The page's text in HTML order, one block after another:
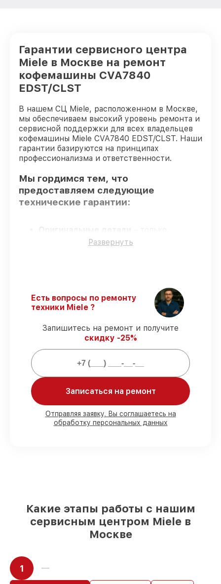
Гарантии сервисного центра
Miele в Москве на ремонт
кофемашины CVA7840
EDST/CLST
В нашем СЦ Miele, расположенном в Москве,
мы обеспечиваем высокий уровень ремонта и
сервисной поддержки для всех владельцев
кофемашины Miele CVA7840 EDST/CLST. Наши
гарантии базируются на принципах
профессионализма и ответственности.
Мы гордимся тем, что
предоставляем следующие
технические гарантии:
Оригинальные детали
подлинные комплектующие.
восстановление кофемашины CVA7840
EDST/CLST выполняется строго в
оговоренные сроки.
– все
работы по восстановлению проводятся с
официальной гарантией.
Мы гарантируем:
работ в присутствии заказчика
90%комплектующих для кофемашин
имеются в наличии или быстро
поставляются
Развернуть
Есть вопросы по ремонту
техники Miele ?
Запишитесь на ремонт и получите
скидку -25%
Записаться на ремонт
Отправляя заявку, Вы соглашаетесь на
обработку персональных данных
Какие этапы работы с нашим
сервисным центром Miele в
Москве
1